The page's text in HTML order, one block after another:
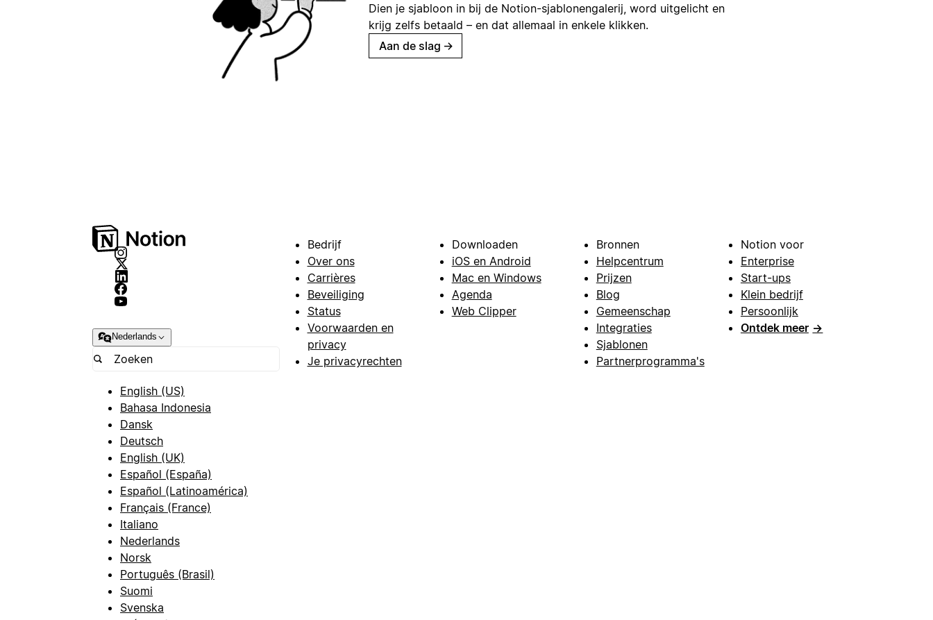
Dien je sjabloon in bij de Notion-sjablonengalerij, word uitgelicht en
krijg zelfs betaald – en dat allemaal in enkele klikken.
Aan de slag →
Nederlands
English (US)
Bahasa Indonesia
Dansk
Deutsch
English (UK)
Español (España)
Español (Latinoamérica)
Français (France)
Italiano
Nederlands
Norsk
Português (Brasil)
Suomi
Svenska
Bedrijf
Over ons
Carrières
Beveiliging
Status
Voorwaarden en
privacy
Je privacyrechten
Downloaden
iOS en Android
Mac en Windows
Agenda
Web Clipper
Bronnen
Helpcentrum
Prijzen
Blog
Gemeenschap
Integraties
Sjablonen
Partnerprogramma's
Notion voor
Enterprise
Start-ups
Klein bedrijf
Persoonlijk
Ontdek meer →